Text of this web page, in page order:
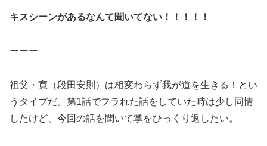
キスシーンがあるなんて聞いてない！！！！！
ーーー
祖父・寛（段田安則）は相変わらず我が道を生きる！とい
うタイプだ。第1話でフラれた話をしていた時は少し同情
したけど、今回の話を聞いて掌をひっくり返したい。